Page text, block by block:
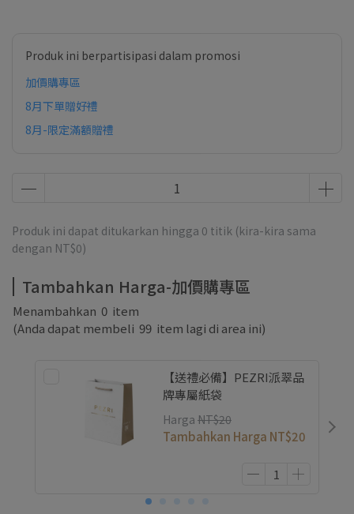
Produk ini berpartisipasi dalam promosi
加價購專區
8月下單贈好禮
8月-限定滿額贈禮
Produk ini dapat ditukarkan hingga 0 titik (kira-kira sama
dengan NT$0)
Tambahkan Harga-加價購專區
Menambahkan 0 item
(Anda dapat membeli 99 item lagi di area ini)
【送禮必備】PEZRI派翠品
牌專屬紙袋
Harga NT$20
Tambahkan Harga NT$20